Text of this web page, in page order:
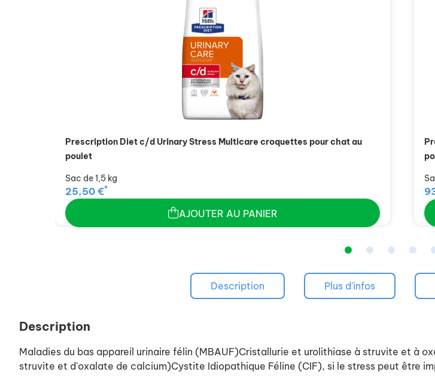
Prescription Diet c/d Urinary Stress Multicare croquettes pour chat au
poulet
Sac de 1,5 kg
25,50 €*
AJOUTER AU PANIER
Description Plus d'infos
Description
Maladies du bas appareil urinaire félin (MBAUF)Cristallurie et urolithiase à struvite et à
struvite et d'oxalate de calcium)Cystite Idiopathique Féline (CIF), si le stress peut être